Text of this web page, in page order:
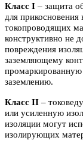
Класс I – защита
для
токопроводящих
конструктивно не
повреждения
заземляющему
заземлению.
Класс II –
или усиленную
изоляции могут
изолирующих